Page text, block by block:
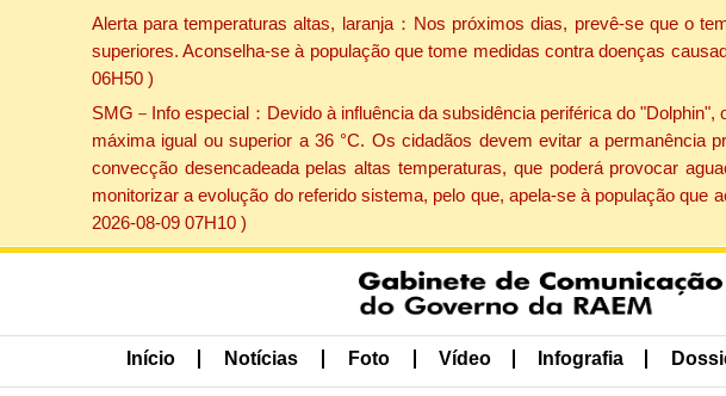
Alerta para temperaturas altas, laranja：Nos próximos dias, prevê-se que o
superiores. Aconselha-se à população que tome medidas contra doenças
06H50 )
SMG－Info especial：Devido à influência da subsidência periférica do
máxima igual ou superior a 36 °C. Os cidadãos devem evitar a permanência
convecção desencadeada pelas altas temperaturas, que poderá provocar
monitorizar a evolução do referido sistema, pelo que, apela-se à população
2026-08-09 07H10 )
Início Notícias Foto Vídeo Infografia